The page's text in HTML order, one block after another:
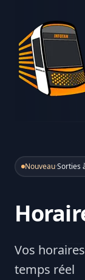
Nouveau·Sorties
Vos
temps réel